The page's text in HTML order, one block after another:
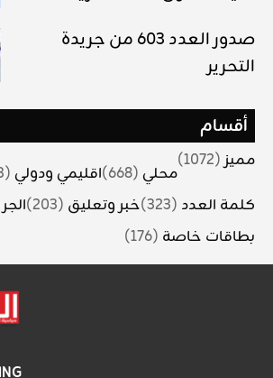
صدور العدد 603 من جريدة
التحرير
أقسام
مميز(1072)
محلي (668) اقليمي ودولي (343)
كلمة العدد (323) خبر وتعليق (203)
بطاقات خاصة (176)